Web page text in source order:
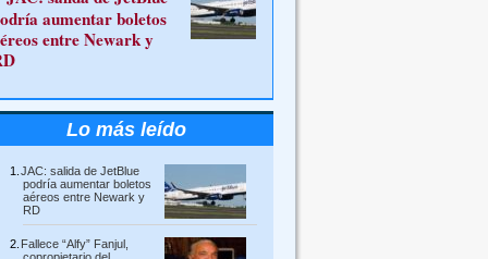
aumentar boletos
entre Newark y
Lo más leído
JAC: salida de JetBlue
podría aumentar boletos
aéreos entre Newark y
RD
Fallece “Alfy” Fanjul,